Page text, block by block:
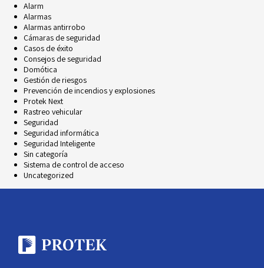
Alarm
Alarmas
Alarmas antirrobo
Cámaras de seguridad
Casos de éxito
Consejos de seguridad
Domótica
Gestión de riesgos
Prevención de incendios y explosiones
Protek Next
Rastreo vehicular
Seguridad
Seguridad informática
Seguridad Inteligente
Sin categoría
Sistema de control de acceso
Uncategorized